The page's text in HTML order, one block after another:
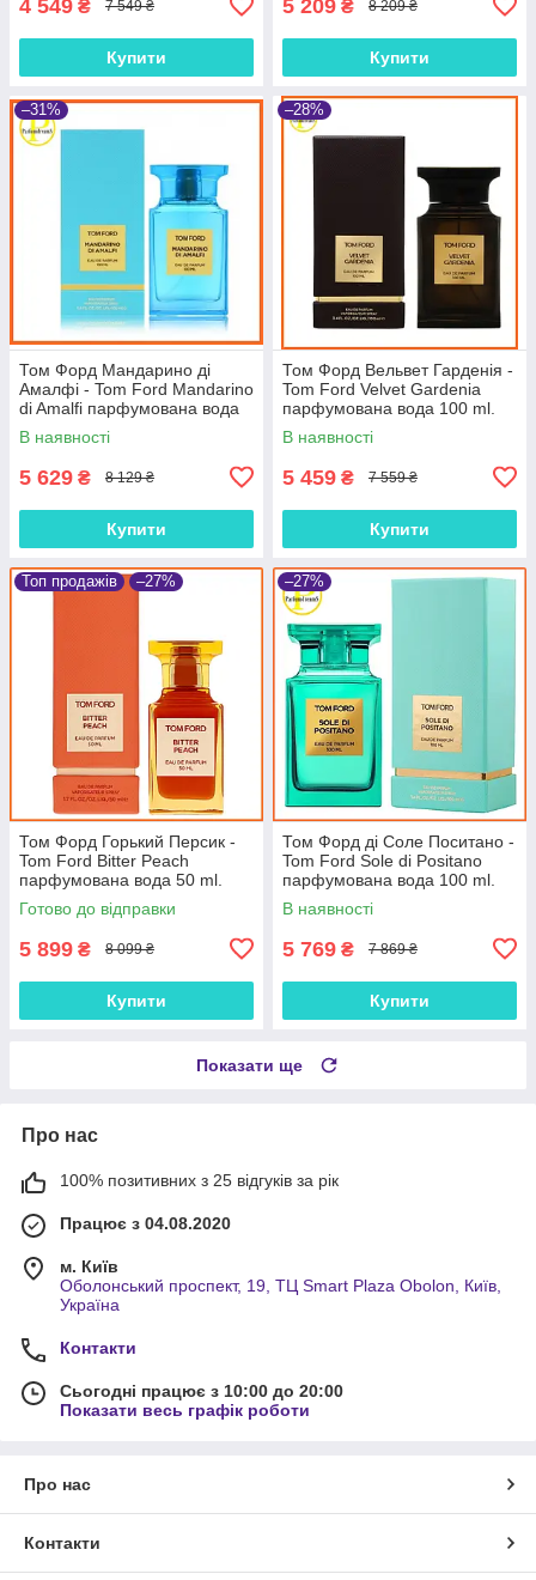
4 549 ₴ 7 549 ₴
Купити
5 209 ₴ 8 209 ₴
Купити
–31%
Том Форд Мандарино ді
Амалфі - Tom Ford Mandarino
di Amalfi парфумована вода
100 ml.
В наявності
5 629 ₴ 8 129 ₴
Купити
–28%
Том Форд Вельвет Гарденія -
Tom Ford Velvet Gardenia
парфумована вода 100 ml.
В наявності
5 459 ₴ 7 559 ₴
Купити
Топ продажів –27%
Том Форд Горький Персик -
Tom Ford Bitter Peach
парфумована вода 50 ml.
Готово до відправки
5 899 ₴ 8 099 ₴
Купити
–27%
Том Форд ді Соле Поситано -
Tom Ford Sole di Positano
парфумована вода 100 ml.
В наявності
5 769 ₴ 7 869 ₴
Купити
Показати ще
Про нас
100% позитивних з 25 відгуків за рік
Працює з 04.08.2020
м. Київ
Оболонський проспект, 19, ТЦ Smart Plaza Obolon, Київ,
Україна
Контакти
Сьогодні працює з 10:00 до 20:00
Показати весь графік роботи
Про нас
Контакти